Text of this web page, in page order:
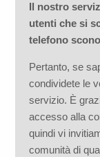
Il nostro
utenti che si
telefono
Pertanto, se
condividete le
servizio. È
accesso alla
quindi vi
comunità di